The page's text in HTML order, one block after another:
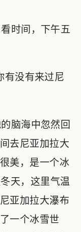
时间，下午五
没有来过尼
脑海中忽然回
去尼亚加拉大
美，是一个冰
天，这里气温
亚加拉大瀑布
一个冰雪世